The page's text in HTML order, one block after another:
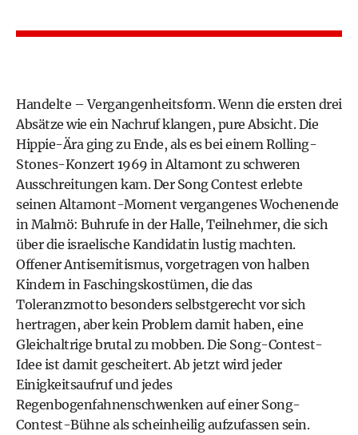
Handelte – Vergangenheitsform. Wenn die ersten drei
Absätze wie ein Nachruf klangen, pure Absicht. Die
Hippie-Ära ging zu Ende, als es bei einem Rolling-
Stones-Konzert 1969 in Altamont zu schweren
Ausschreitungen kam. Der Song Contest erlebte
seinen Altamont-Moment vergangenes Wochenende
in Malmö: Buhrufe in der Halle, Teilnehmer, die sich
über die israelische Kandidatin lustig machten.
OffenerAntisemitismus, vorgetragen von halben
Kindern in Faschingskostümen, die das
Toleranzmotto besonders selbstgerecht vor sich
hertragen, aber kein Problem damit haben, eine
Gleichaltrige brutal zu mobben. Die Song-Contest-
Idee ist damit gescheitert. Ab jetzt wird jeder
Einigkeitsaufruf und jedes
Regenbogenfahnenschwenken auf einer Song-
Contest-Bühne als scheinheilig aufzufassen sein.